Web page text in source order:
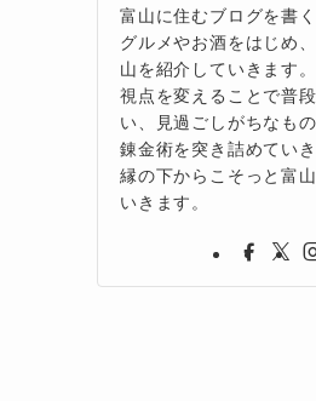
富山に住むブログを書く
グルメやお酒をはじめ
山を紹介していきます。
視点を変えることで普
い、見過ごしがちなも
錬金術を突き詰めていき
縁の下からこそっと富
いきます。